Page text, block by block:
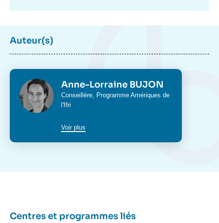
Auteur(s)
Photo Anne-Lorraine BUJON
Intitulé
du
Conseillère, Programme Amériques de
l'Ifri
Voir plus
Centres et programmes liés